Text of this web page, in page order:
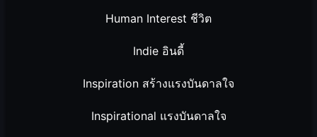
Human Interest ชีวิต
Indie อินดี้
Inspiration สร้างแรงบันดาลใจ
Inspirational แรงบันดาลใจ